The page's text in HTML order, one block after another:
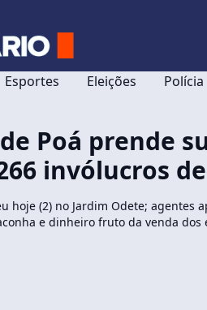
Esportes Eleições Polícia
Poá prende
invólucros
hoje (2) no Jardim Odete; agentes
e dinheiro fruto da venda dos